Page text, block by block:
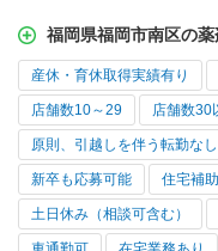
福岡県福岡市南区の
産休・育休取得実績有り
店舗数10～29 店舗数30
原則、引越しを伴う転勤なし
新卒も応募可能 住宅補
土日休み（相談可含む）